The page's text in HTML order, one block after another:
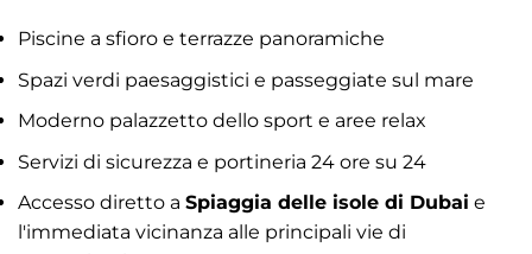
Piscine a sfioro e terrazze panoramiche
Spazi verdi paesaggistici e passeggiate sul mare
Moderno palazzetto dello sport e aree relax
Servizi di sicurezza e portineria 24 ore su 24
Accesso diretto a Spiaggia delle isole di Dubai e
l'immediata vicinanza alle principali vie di